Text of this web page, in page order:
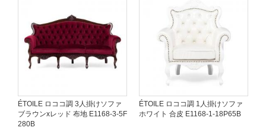
ÉTOILE ロココ調 3人掛けソファ
ブラウンxレッド 布地 E1168-3-5F
280B
ÉTOILE ロココ調 1人掛けソファ
ホワイト 合皮 E1168-1-18P65B